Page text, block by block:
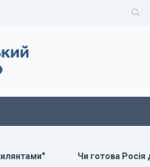
Росія до українських